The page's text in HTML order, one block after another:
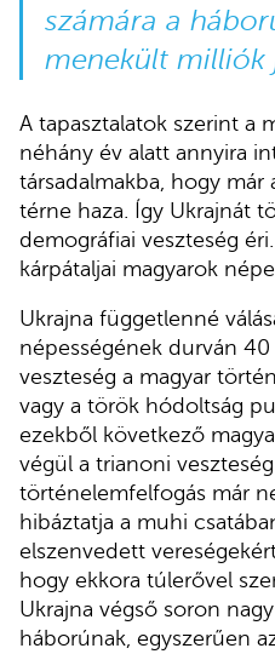
számára a
menekült milliók
A tapasztalatok szerint a
néhány év alatt annyira
társadalmakba, hogy
térne haza. Így Ukrajnát
demográfiai veszteség
kárpátaljai magyarok
Ukrajna függetlenné
népességének durván 40
veszteség a magyar
vagy a török hódoltság
ezekből következő
végül a trianoni
történelemfelfogás már
hibáztatja a muhi
elszenvedett
hogy ekkora túlerővel
Ukrajna végső soron
háborúnak, egyszerűen